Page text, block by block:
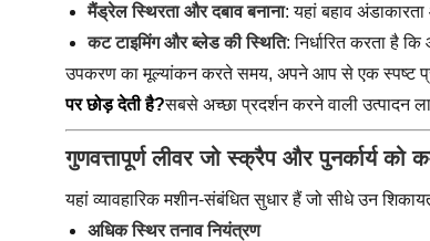
मैंड्रेल स्थिरता और दबाव बनाना: यहां बहाव
कट टाइमिंग और ब्लेड की स्थिति: निर्धारित करता है
उपकरण का मूल्यांकन करते समय, अपने आप से एक स्पष्ट
पर छोड़ देती है?सबसे अच्छा प्रदर्शन करने वाली उत्पादन
गुणवत्तापूर्ण लीवर जो स्क्रैप और पुनर्कार्य को
यहां व्यावहारिक मशीन-संबंधित सुधार हैं जो सीधे उन
अधिक स्थिर तनाव नियंत्रण